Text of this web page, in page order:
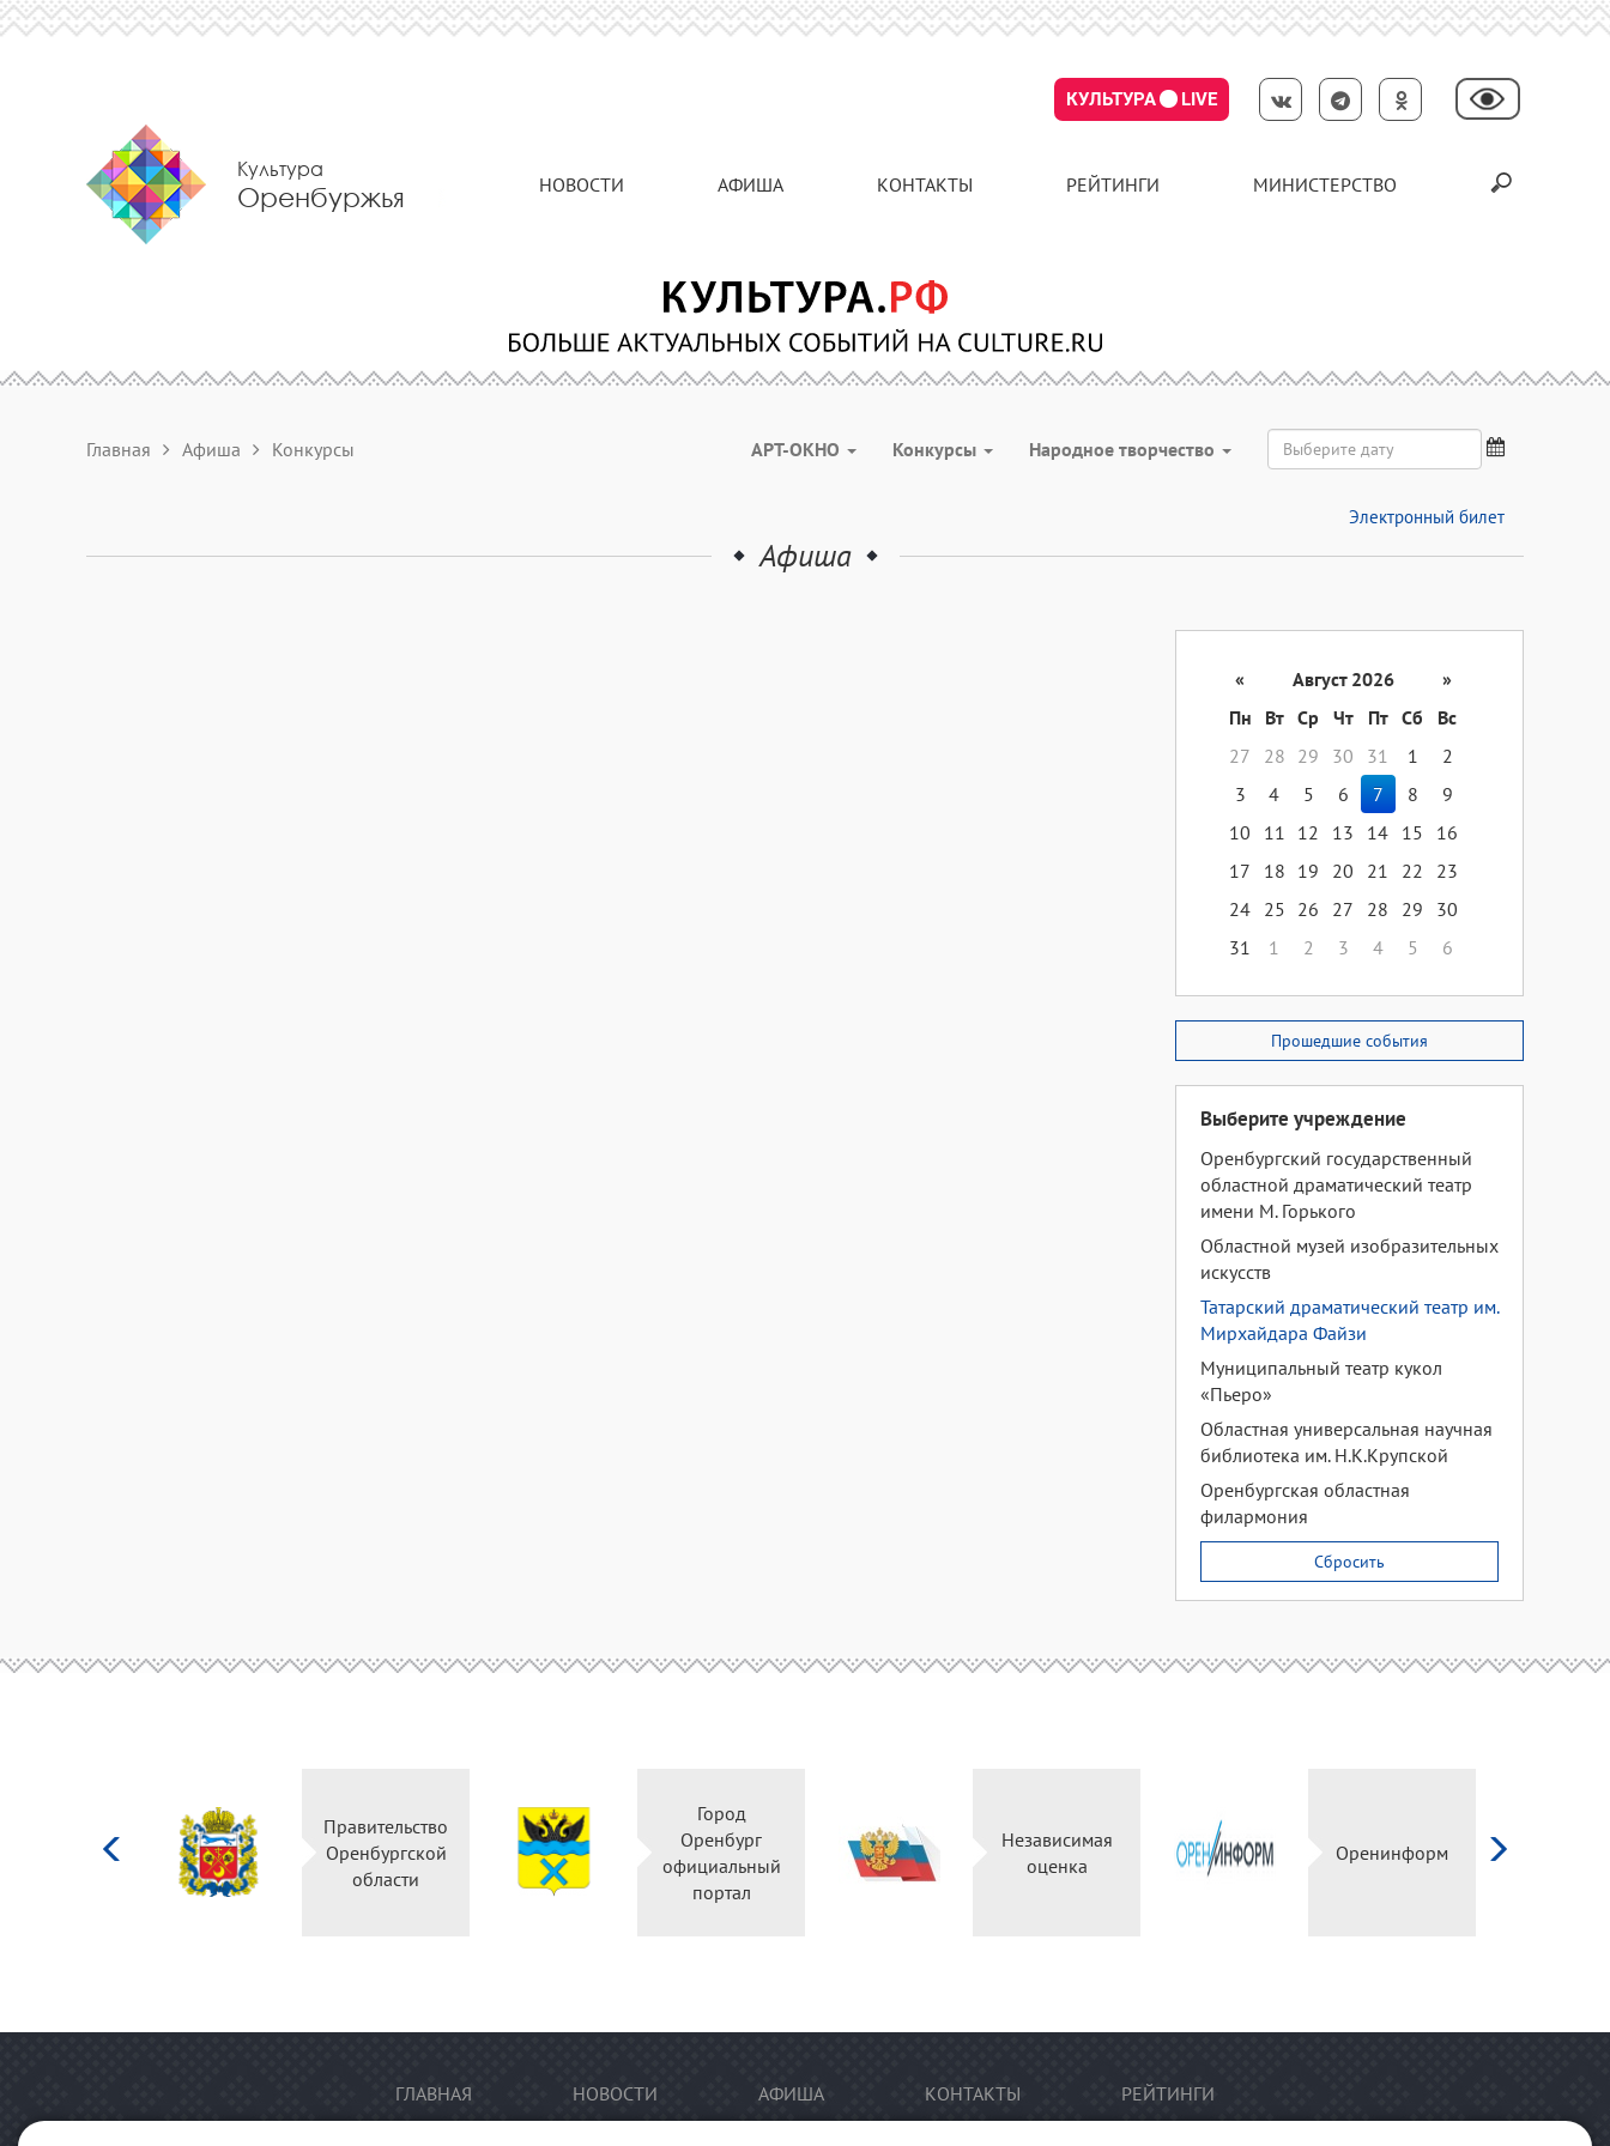
КУЛЬТУРА LIVE
Культура
Оренбуржья НОВОСТИ АФИША КОНТАКТЫ РЕЙТИНГИ МИНИСТЕРСТВО
Главная Афиша Конкурсы АРТ-ОКНО Конкурсы Народное творчество
Электронный билет
Афиша
« Август 2026
»
Пн
Вт Ср Чт Пт Сб
Вс
27
28 29 30 31 1
2
3
4 5 6 7 8
9
10
11 12 13 14 15
16
17
18 19 20 21 22
23
24 25 26 27 28 29
30
31
1 2 3 4 5 6
Прошедшие события
Выберите учреждение
Оренбургский государственный
областной драматический театр
имени М. Горького
Областной музей изобразительных
искусств
Татарский драматический театр им.
Мирхайдара Файзи
Муниципальный театр кукол
«Пьеро»
Областная универсальная научная
библиотека им. Н.К.Крупской
Оренбургская областная
филармония
Сбросить
Правительство
Оренбургской
области
Город
Оренбург
официальный
портал
Независимая
оценка
Оренинформ
ГЛАВНАЯ НОВОСТИ АФИША КОНТАКТЫ РЕЙТИНГИ